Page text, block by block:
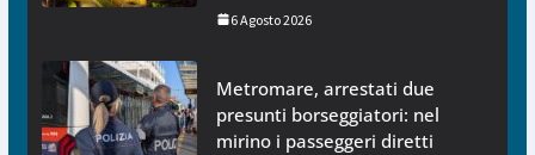
6 Agosto 2026
Metromare, arrestati due
presunti borseggiatori: nel
mirino i passeggeri diretti